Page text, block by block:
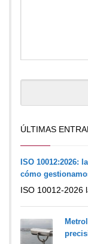
ÚLTIMAS
ISO 10012:2026:
cómo
ISO 10012-2026